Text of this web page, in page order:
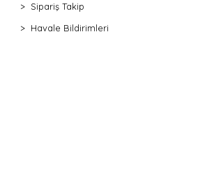
Sipariş Takip
Havale Bildirimleri